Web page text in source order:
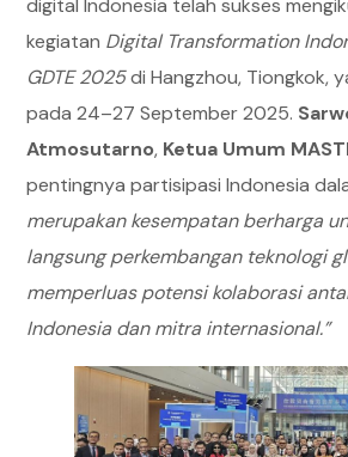
digital Indonesia telah sukses
kegiatan Digital Transformation
GDTE 2025di Hangzhou, Tiongkok,
pada 24–27 September 2025.
Atmosutarno, Ketua Umum
pentingnya partisipasi Indonesia
merupakan kesempatan berharga
langsung perkembangan teknologi
memperluas potensi kolaborasi
Indonesia dan mitra internasional.”